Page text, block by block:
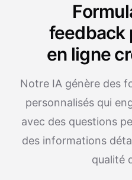
feedback
en ligne
Notre IA génère des
personnalisés qui
avec des questions
des informations
qualité